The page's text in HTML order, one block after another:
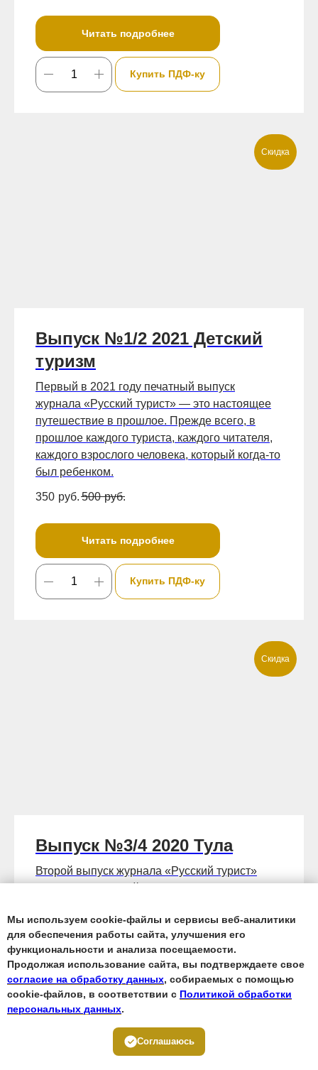
Читать подробнее
Купить ПДФ-ку
Скидка
Выпуск №1/2 2021 Детский
туризм
Первый в 2021 году печатный выпуск
журнала «Русский турист» — это настоящее
путешествие в прошлое. Прежде всего, в
прошлое каждого туриста, каждого читателя,
каждого взрослого человека, который когда-то
был ребенком.
350 руб. 500 руб.
Читать подробнее
Купить ПДФ-ку
Скидка
Выпуск №3/4 2020 Тула
Второй выпуск журнала «Русский турист»
спортивного туризма, но это не так. В
Тульской области можно сделать первые шаги
в пешем, автомото, спелео, вело, водном
видах туризма.
350 руб.500 руб.
Читать подробнее
Мы используем cookie-файлы и сервисы веб-аналитики
для обеспечения работы сайта, улучшения его
функциональности и анализа посещаемости.
Продолжая использование сайта, вы подтверждаете свое
согласие на обработку данных, собираемых с помощью
cookie-файлов, в соответствии с Политикой обработки
персональных данных.
Соглашаюсь